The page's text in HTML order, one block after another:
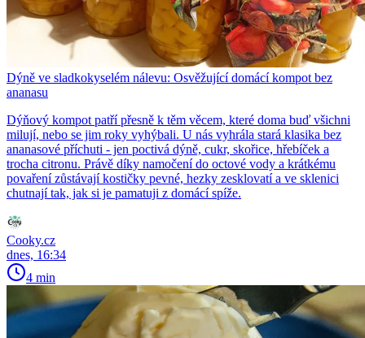
Dýně ve sladkokyselém nálevu: Osvěžující domácí kompot bez
ananasu
Dýňový kompot patří přesně k těm věcem, které doma buď všichni
milují, nebo se jim roky vyhýbali. U nás vyhrála stará klasika bez
ananasové příchuti - jen poctivá dýně, cukr, skořice, hřebíček a
trocha citronu. Právě díky namočení do octové vody a krátkému
povaření zůstávají kostičky pevné, hezky zesklovatí a ve sklenici
chutnají tak, jak si je pamatuji z domácí spíže.
Cooky.cz
dnes, 16:34
4 min